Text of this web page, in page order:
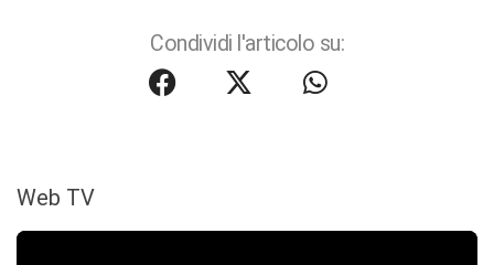
Condividi l'articolo su:
Web TV